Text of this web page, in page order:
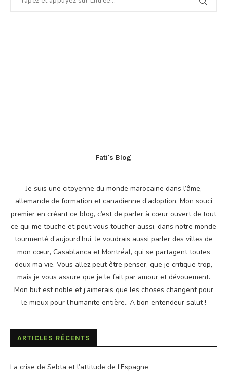
Fati's Blog
Je suis une citoyenne du monde marocaine dans l’âme,
allemande de formation et canadienne d’adoption. Mon souci
premier en créant ce blog, c’est de parler à cœur ouvert de tout
ce qui me touche et peut vous toucher aussi, dans notre monde
tourmenté d’aujourd’hui. Je voudrais aussi parler des villes de
mon cœur, Casablanca et Montréal, qui se partagent toutes
deux ma vie. Vous allez peut être penser, que je critique trop,
mais je vous assure que je le fait par amour et dévouement.
Mon but est noble et j’aimerais que les choses changent pour
le mieux pour l’humanite entière.. A bon entendeur salut !
ARTICLES RÉCENTS
La crise de Sebta et l’attitude de l’Espagne